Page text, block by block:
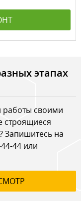
этапах
работы своими
строящиеся
Запишитесь на
44 или